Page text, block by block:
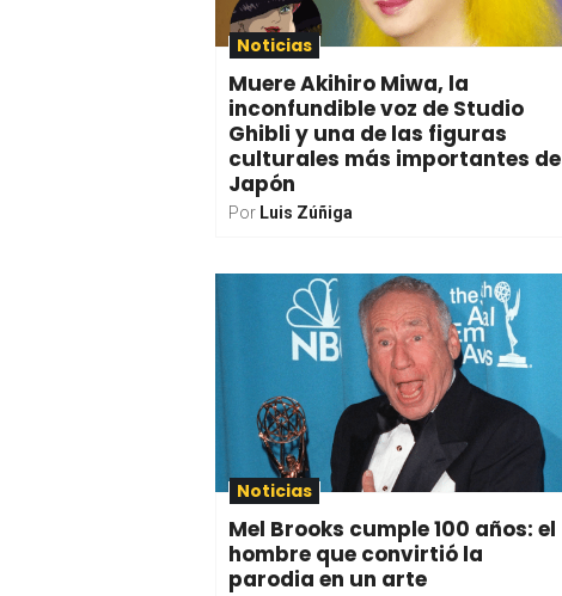
Noticias
Muere Akihiro Miwa, la
inconfundible voz de Studio
Ghibli y una de las figuras
culturales más importantes de
Japón
Por Luis Zúñiga
Noticias
Mel Brooks cumple 100 años: el
hombre que convirtió la
parodia en un arte